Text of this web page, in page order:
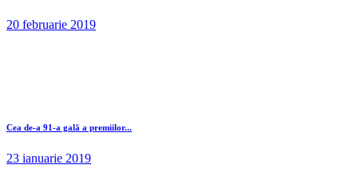
20 februarie 2019
Cea de-a 91-a gală a premiilor...
23 ianuarie 2019